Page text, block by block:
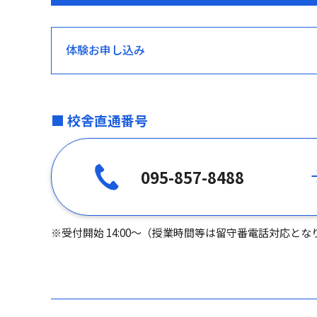
体験お申し込み
■ 校舎直通番号
095-857-8488
※受付開始 14:00～（授業時間等は留守番電話対応とな